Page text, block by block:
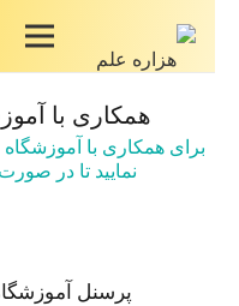
همکاری با
برای همکاری با آموزشگاه
نمایید تا در صورت
پرسنل آموزشگاه